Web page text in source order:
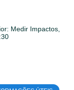
Medir Impactos,